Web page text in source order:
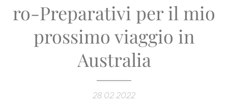
ro-Preparativi per il mio
prossimo viaggio in
Australia
28.02.2022